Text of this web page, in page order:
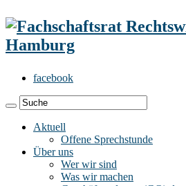
facebook
Aktuell
Offene Sprechstunde
Über uns
Wer wir sind
Was wir machen